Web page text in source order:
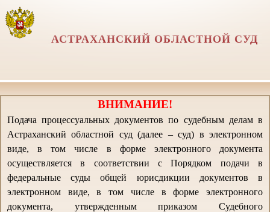
АСТРАХАНСКИЙ ОБЛАСТНОЙ СУД
ВНИМАНИЕ!
Подача процессуальных документов по судебным делам в
Астраханский областной суд (далее – суд) в электронном
виде, в том числе в форме электронного документа
осуществляется в соответствии с Порядком подачи в
федеральные суды общей юрисдикции документов в
электронном виде, в том числе в форме электронного
документа, утвержденным приказом Судебного